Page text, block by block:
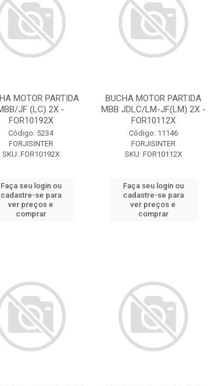
MOTOR PARTIDA
JF (LC) 2X -
FOR10192X
Código: 5234
FORJISINTER
SKU: FOR10192X
Faça seu login ou
cadastre-se para
ver preços e
comprar
BUCHA MOTOR PARTIDA
MBB JDLC/LM-JF(LM) 2X -
FOR10112X
Código: 11146
FORJISINTER
SKU: FOR10112X
Faça seu login ou
cadastre-se para
ver preços e
comprar